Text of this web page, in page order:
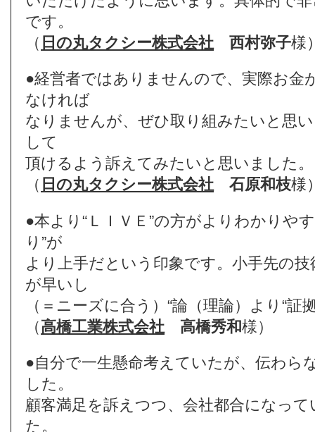
です。
（ 日の丸タクシー株式会社 西村弥子様
●経営者ではありませんので、実際お金
なければ
なりませんが、ぜひ取り組みたいと思
して
頂けるよう訴えてみたいと思いました。
（ 日の丸タクシー株式会社 石原和枝様
●本より“ＬＩＶＥ”の方がよりわかりや
り”が
より上手だという印象です。小手先の
が早いし
（＝ニーズに合う）“論（理論）より“証
（高橋工業株式会社 高橋秀和様）
●自分で一生懸命考えていたが、伝わら
した。
顧客満足を訴えつつ、会社都合になっ
た。